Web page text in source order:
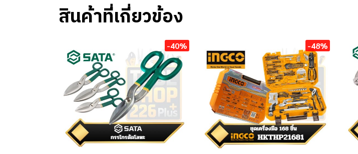
สินค้าที่เกี่ยวข้อง
-40% -48%